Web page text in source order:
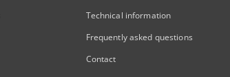
Technical information
Frequently asked questions
Contact